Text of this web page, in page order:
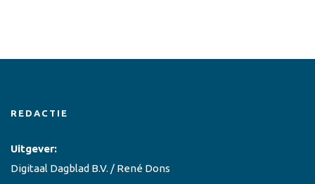
REDACTIE
Uitgever:
Digitaal Dagblad B.V. / René Dons